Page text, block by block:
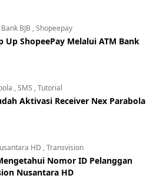
Bank BJB ,Shopeepay
Up ShopeePay Melalui ATM Bank
,SMS ,Tutorial
Aktivasi Receiver Nex Parabola
HD ,Transvision
Nomor ID Pelanggan
Nusantara HD